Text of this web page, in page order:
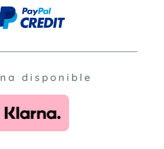
disponible